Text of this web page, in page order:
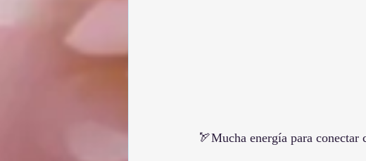
🏹Mucha energía para conectar